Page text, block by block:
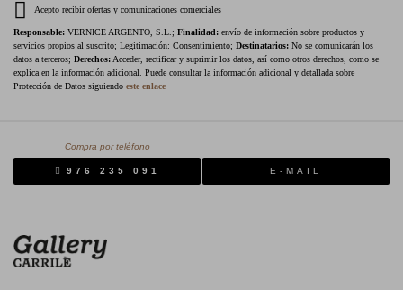
Acepto recibir ofertas y comunicaciones comerciales
Responsable: VERNICE ARGENTO, S.L.; Finalidad: envío de información sobre productos y
servicios propios al suscrito; Legitimación: Consentimiento; Destinatarios: No se comunicarán los
datos a terceros; Derechos: Acceder, rectificar y suprimir los datos, así como otros derechos, como se
explica en la información adicional. Puede consultar la información adicional y detallada sobre
Protección de Datos siguiendo este enlace
Compra por teléfono
976 235 091 E-MAIL